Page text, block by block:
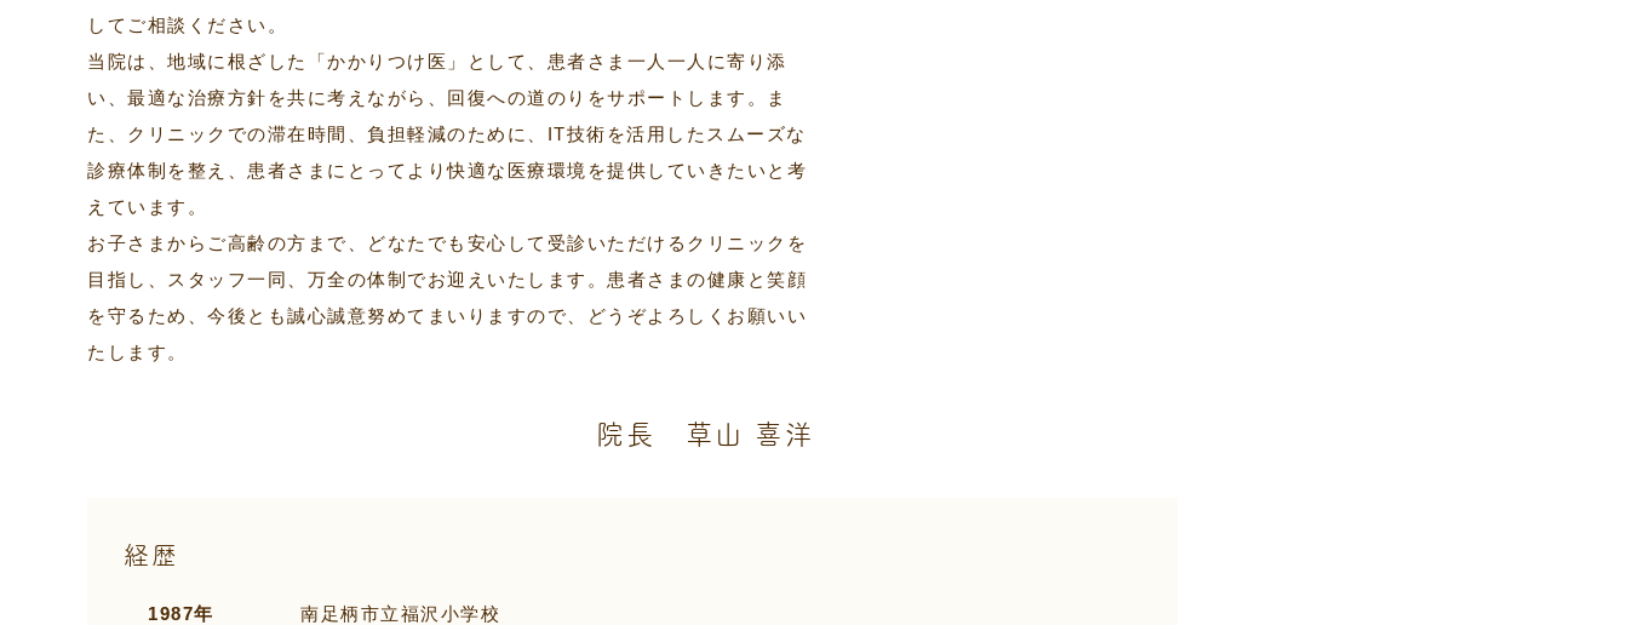
してご相談ください。
当院は、地域に根ざした「かかりつけ医」として、患者さま一人一人に寄り添
い、最適な治療方針を共に考えながら、回復への道のりをサポートします。ま
た、クリニックでの滞在時間、負担軽減のために、IT技術を活用したスムーズな
診療体制を整え、患者さまにとってより快適な医療環境を提供していきたいと考
えています。
お子さまからご高齢の方まで、どなたでも安心して受診いただけるクリニックを
目指し、スタッフ一同、万全の体制でお迎えいたします。患者さまの健康と笑顔
を守るため、今後とも誠心誠意努めてまいりますので、どうぞよろしくお願いい
たします。
院長 草山 喜洋
経歴
1987年 南足柄市立福沢小学校